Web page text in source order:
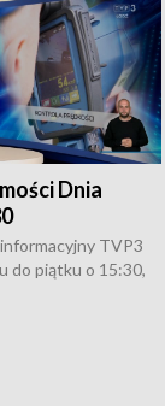
Dnia
TVP3
do piątku o 15:30,